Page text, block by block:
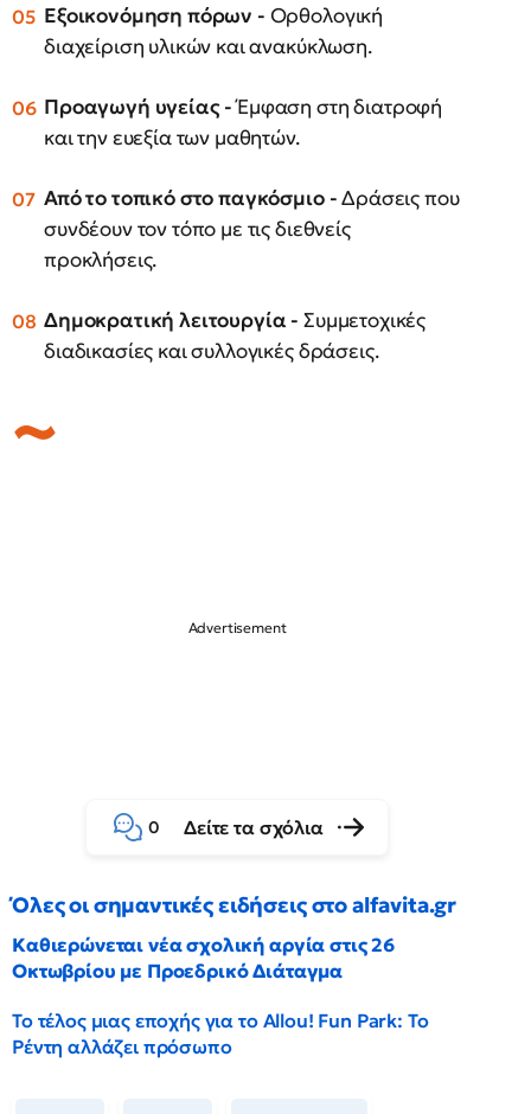
Εξοικονόμηση πόρων - Ορθολογική
διαχείριση υλικών και ανακύκλωση.
Προαγωγή υγείας -Έμφαση στη διατροφή
και την ευεξία των μαθητών.
Από το τοπικό στο παγκόσμιο -Δράσεις που
συνδέουν τον τόπο με τις διεθνείς
προκλήσεις.
Δημοκρατική λειτουργία - Συμμετοχικές
διαδικασίες και συλλογικές δράσεις.
0 Δείτε τα σχόλια
Όλες οι σημαντικές ειδήσεις στο alfavita.gr
Καθιερώνεται νέα σχολική αργία στις 26
Οκτωβρίου με Προεδρικό Διάταγμα
Το τέλος μιας εποχής για το Allou! Fun Park: Το
Ρέντη αλλάζει πρόσωπο